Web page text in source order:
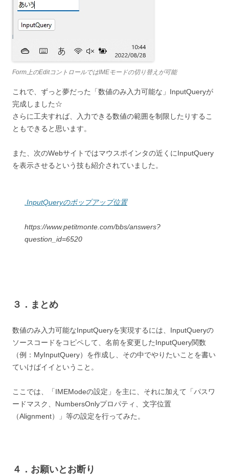
Form上のEditコントロールではIMEモードの切り替えが可能
これで、ずっと夢だった「数値のみ入力可能な」InputQueryが
完成しました☆
さらに工夫すれば、入力できる数値の範囲を制限したりするこ
ともできると思います。
また、次のWebサイトではマウスポインタの近くにInputQuery
を表示させるという技も紹介されていました。
.InputQueryのポップアップ位置
https://www.petitmonte.com/bbs/answers?
question_id=6520
３．まとめ
数値のみ入力可能なInputQueryを実現するには、InputQueryの
ソースコードをコピペして、名前を変更したInputQuery関数
（例：MyInputQuery）を作成し、その中でやりたいことを書い
ていけばイイということ。
ここでは、「IMEModeの設定」を主に、それに加えて「パスワ
ードマスク、NumbersOnlyプロパティ、文字位置
（Alignment）」等の設定を行ってみた。
４．お願いとお断り